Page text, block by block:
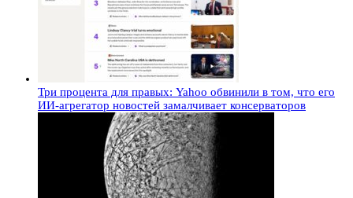
Три процента для правых: Yahoo обвинили в том, что его
ИИ-агрегатор новостей замалчивает консерваторов